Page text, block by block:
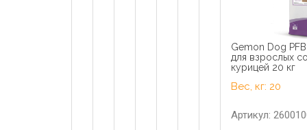
Gemon Dog
для взрослых
курицей 20 кг
Вес, кг: 20
Артикул: